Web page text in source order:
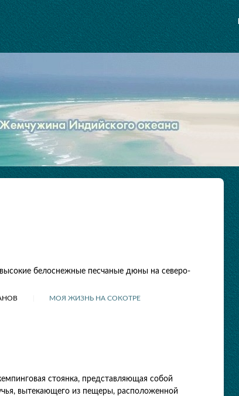
белоснежные песчаные дюны на северо-
МОЯ ЖИЗНЬ НА СОКОТРЕ
стоянка, представляющая собой
вытекающего из пещеры, расположенной